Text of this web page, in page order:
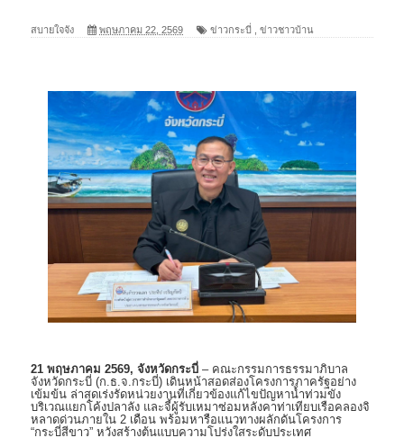
สบายใจจัง พฤษภาคม 22, 2569 ข่าวกระบี่ ข่าวชาวบ้าน
21 พฤษภาคม 2569, จังหวัดกระบี่ – คณะกรรมการธรรมาภิบาล
จังหวัดกระบี่ (ก.ธ.จ.กระบี่) เดินหน้าสอดส่องโครงการภาครัฐอย่าง
เข้มข้น ล่าสุดเร่งรัดหน่วยงานที่เกี่ยวข้องแก้ไขปัญหาน้ำท่วมขัง
บริเวณแยกโค้งปลาลัง และจี้ผู้รับเหมาซ่อมหลังคาท่าเทียบเรือคลองจิ
หลาดด่วนภายใน 2 เดือน พร้อมหารือแนวทางผลักดันโครงการ
“กระบี่สีขาว” หวังสร้างต้นแบบความโปร่งใสระดับประเทศ